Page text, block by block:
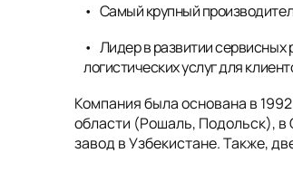
Самый крупный
Лидер в развитии сервисных
логистических услуг для
Компания была основана в
области (Рошаль, Подольск), в
завод в Узбекистане. Также,